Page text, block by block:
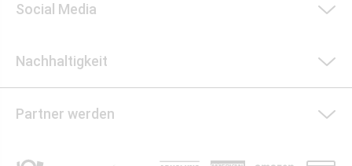
Social Media
Nachhaltigkeit
Partner werden